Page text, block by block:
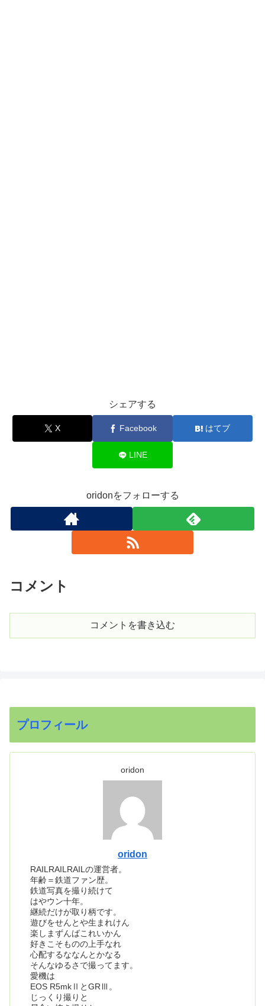
シェアする
X Facebook はてブ
LINE
oridonをフォローする
コメント
コメントを書き込む
プロフィール
oridon
oridon
RAILRAILRAILの運営者。
年齢＝鉄道ファン歴。
鉄道写真を撮り続けて
はやウン十年。
継続だけが取り柄です。
遊びをせんとや生まれけん
楽しまずんばこれいかん
好きこそものの上手なれ
心配するななんとかなる
そんなゆるさで撮ってます。
愛機は
EOS R5mkⅡとGRⅢ。
じっくり撮りと